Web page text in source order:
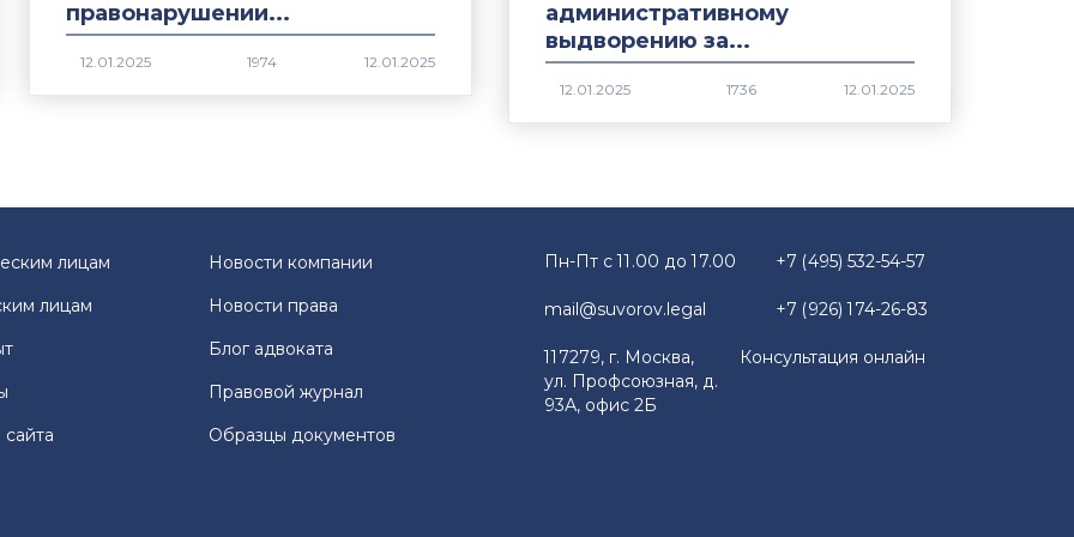
правонарушении...
1974
административному
выдворению за...
1736
лицам
Новости компании
лицам
Новости права
Блог адвоката
Правовой журнал
Образцы документов
Пн-Пт с 11.00 до 17.00
mail@suvorov.legal
117279, г. Москва,
ул. Профсоюзная, д.
93А, офис 2Б
+7 (495) 532-54-57
+7 (926) 174-26-83
Консультация онлайн